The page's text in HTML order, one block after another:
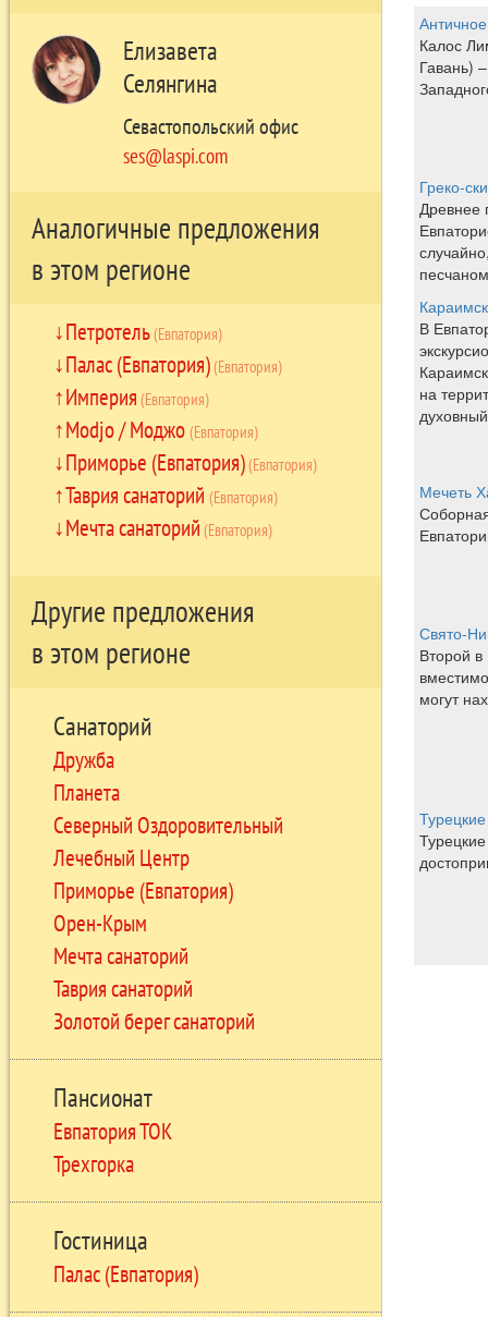
Елизавета
Селянгина
Севастопольский офис
ses@laspi.com
Аналогичные предложения
в этом регионе
Петротель(Евпатория)
Палас (Евпатория)(Евпатория)
Империя (Евпатория)
Modjo / Моджо (Евпатория)
Приморье (Евпатория)(Евпатория)
Таврия санаторий (Евпатория)
Мечта санаторий (Евпатория)
Другие предложения
в этом регионе
Санаторий
Дружба
Планета
Северный Оздоровительный
Лечебный Центр
Приморье (Евпатория)
Орен-Крым
Мечта санаторий
Таврия санаторий
Золотой берег санаторий
Пансионат
Евпатория ТОК
Трехгорка
Гостиница
Палас (Евпатория)
Калос
Гавань)
Греко-
Древнее
В
на
Мечеть
Свято-
Второй
могут